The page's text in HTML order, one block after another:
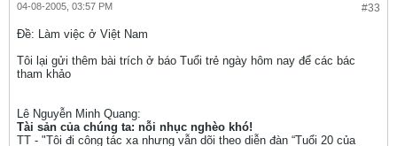
#33
04-08-2005, 03:57 PM
Ðề: Làm việc ở Việt Nam
Tôi lại gửi thêm bài trích ở báo Tuổi trẻ ngày hôm nay để các bác
tham khảo
Lê Nguyễn Minh Quang:
Tài sản của chúng ta: nỗi nhục nghèo khó!
TT - "Tôi đi công tác xa nhưng vẫn dõi theo diễn đàn “Tuổi 20 của